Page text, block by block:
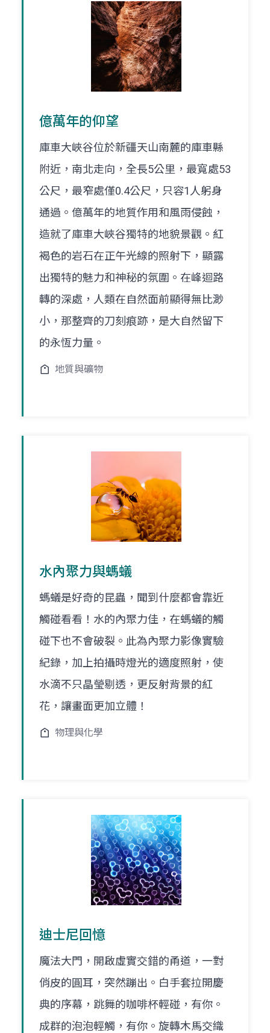
億萬年的仰望
庫車大峽谷位於新疆天山南麓的庫車縣
附近，南北走向，全長5公里，最寬處53
公尺，最窄處僅0.4公尺，只容1人躬身
通過。億萬年的地質作用和風雨侵蝕，
造就了庫車大峽谷獨特的地貌景觀。紅
褐色的岩石在正午光線的照射下，顯露
出獨特的魅力和神秘的氛圍。在峰迴路
轉的深處，人類在自然面前顯得無比渺
小，那整齊的刀刻痕跡，是大自然留下
的永恆力量。
地質與礦物
水內聚力與螞蟻
螞蟻是好奇的昆蟲，聞到什麼都會靠近
觸碰看看！水的內聚力佳，在螞蟻的觸
碰下也不會破裂。此為內聚力影像實驗
紀錄，加上拍攝時燈光的適度照射，使
水滴不只晶瑩剔透，更反射背景的紅
花，讓畫面更加立體！
物理與化學
迪士尼回憶
魔法大門，開啟虛實交錯的甬道，一對
俏皮的圓耳，突然蹦出。白手套拉開慶
典的序幕，跳舞的咖啡杯輕碰，有你。
成群的泡泡輕觸，有你。旋轉木馬交織